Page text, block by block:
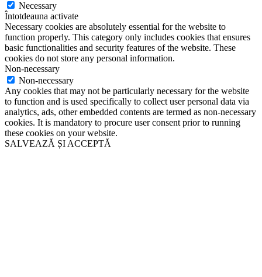
Necessary
Întotdeauna activate
Necessary cookies are absolutely essential for the website to
function properly. This category only includes cookies that ensures
basic functionalities and security features of the website. These
cookies do not store any personal information.
Non-necessary
Non-necessary
Any cookies that may not be particularly necessary for the website
to function and is used specifically to collect user personal data via
analytics, ads, other embedded contents are termed as non-necessary
cookies. It is mandatory to procure user consent prior to running
these cookies on your website.
SALVEAZĂ ȘI ACCEPTĂ